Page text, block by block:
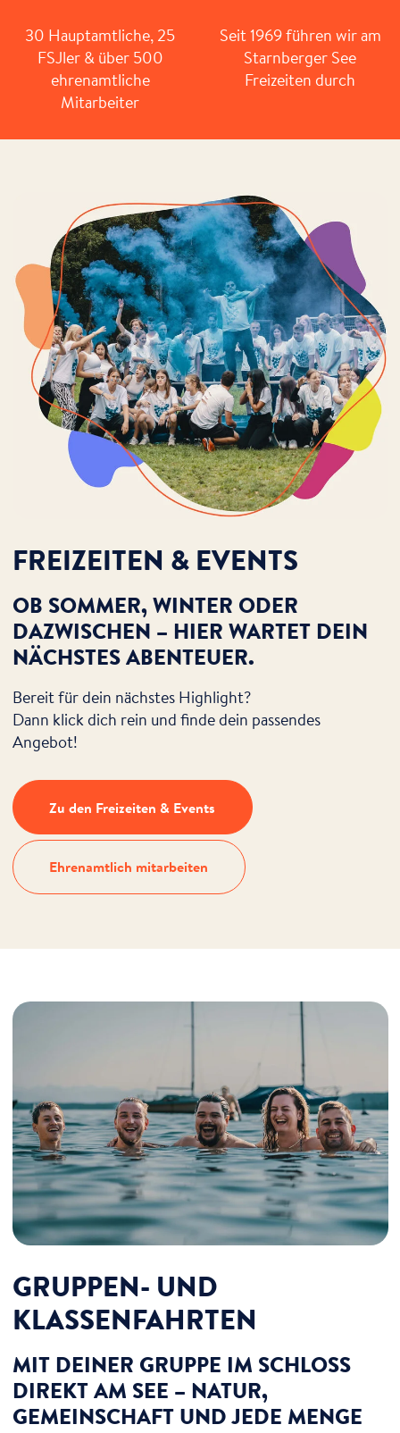
30 Hauptamtliche, 25
FSJler & über 500
ehrenamtliche
Mitarbeiter
Seit 1969 führen wir am
Starnberger See
Freizeiten durch
FREIZEITEN & EVENTS
OB SOMMER, WINTER ODER
DAZWISCHEN – HIER WARTET DEIN
NÄCHSTES ABENTEUER.
Bereit für dein nächstes Highlight?
Dann klick dich rein und finde dein passendes
Angebot!
Zu den Freizeiten & Events
Ehrenamtlich mitarbeiten
GRUPPEN- UND
KLASSEN­FAHRTEN
MIT DEINER GRUPPE IM SCHLOSS
DIREKT AM SEE – NATUR,
GEMEINSCHAFT UND JEDE MENGE